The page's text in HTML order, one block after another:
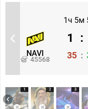
1ч 5м
NAVI
45568
1 :
35 :
1 2 3